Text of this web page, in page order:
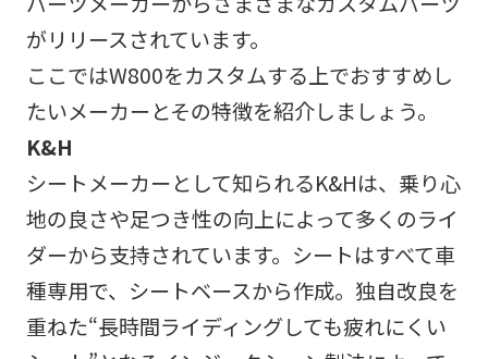
がリリースされています。
ここではW800をカスタムする上でおすすめし
たいメーカーとその特徴を紹介しましょう。
K&H
シートメーカーとして知られるK&Hは、乗り心
地の良さや足つき性の向上によって多くのライ
ダーから支持されています。シートはすべて車
種専用で、シートベースから作成。独自改良を
重ねた“長時間ライディングしても疲れにくい